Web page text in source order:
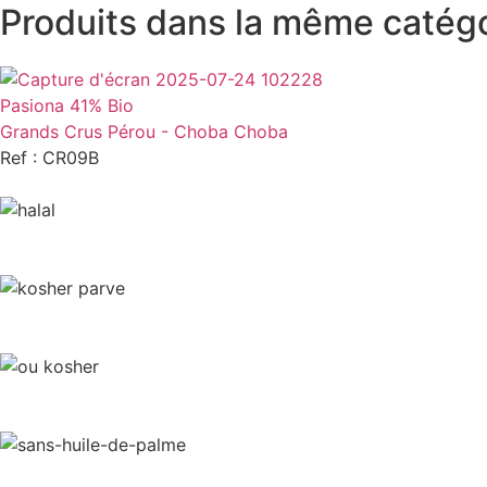
Produits dans la même
Pasiona 41% Bio
Grands Crus Pérou - Choba Choba
Ref : CR09B